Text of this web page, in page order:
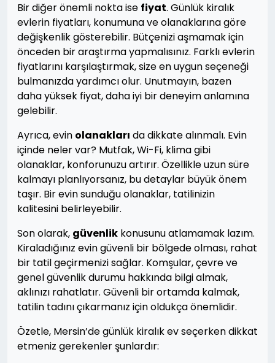
Bir diğer önemli nokta ise fiyat. Günlük kiralık
evlerin fiyatları, konumuna ve olanaklarına göre
değişkenlik gösterebilir. Bütçenizi aşmamak için
önceden bir araştırma yapmalısınız. Farklı evlerin
fiyatlarını karşılaştırmak, size en uygun seçeneği
bulmanızda yardımcı olur. Unutmayın, bazen
daha yüksek fiyat, daha iyi bir deneyim anlamına
gelebilir.
Ayrıca, evin olanakları da dikkate alınmalı. Evin
içinde neler var? Mutfak, Wi-Fi, klima gibi
olanaklar, konforunuzu artırır. Özellikle uzun süre
kalmayı planlıyorsanız, bu detaylar büyük önem
taşır. Bir evin sunduğu olanaklar, tatilinizin
kalitesini belirleyebilir.
Son olarak, güvenlik konusunu atlamamak lazım.
Kiraladığınız evin güvenli bir bölgede olması, rahat
bir tatil geçirmenizi sağlar. Komşular, çevre ve
genel güvenlik durumu hakkında bilgi almak,
aklınızı rahatlatır. Güvenli bir ortamda kalmak,
tatilin tadını çıkarmanız için oldukça önemlidir.
Özetle, Mersin’de günlük kiralık ev seçerken dikkat
etmeniz gerekenler şunlardır: